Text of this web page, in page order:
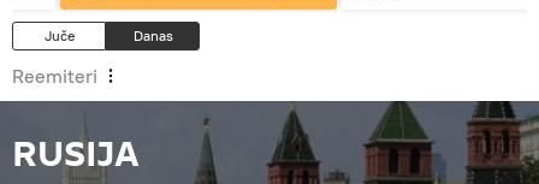
Juče Danas
Reemiteri
RUSIJA